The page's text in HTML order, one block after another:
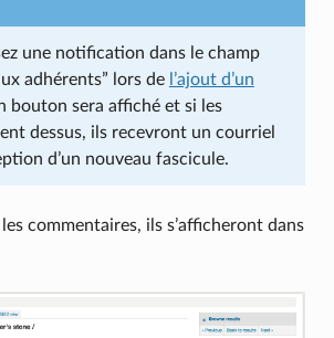
une notification dans le champ
adhérents” lors de l’ajout d’un
bouton sera affiché et si les
dessus, ils recevront un courriel
d’un nouveau fascicule.
commentaires, ils s’afficheront dans